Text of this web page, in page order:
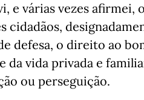
e várias vezes afirmei,
cidadãos,
defesa, o direito ao
da vida privada e
ou perseguição.